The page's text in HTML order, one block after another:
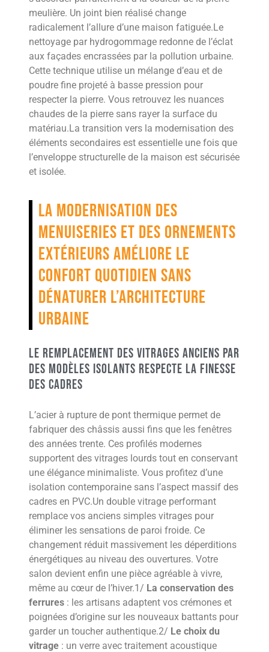
meulière. Un joint bien réalisé change
radicalement l’allure d’une maison fatiguée.Le
nettoyage par hydrogommage redonne de l’éclat
aux façades encrassées par la pollution urbaine.
Cette technique utilise un mélange d’eau et de
poudre fine projeté à basse pression pour
respecter la pierre. Vous retrouvez les nuances
chaudes de la pierre sans rayer la surface du
matériau.La transition vers la modernisation des
éléments secondaires est essentielle une fois que
l’enveloppe structurelle de la maison est sécurisée
et isolée.
La modernisation des
menuiseries et des ornements
extérieurs améliore le
confort quotidien sans
dénaturer l’architecture
urbaine
Le remplacement des vitrages anciens par
des modèles isolants respecte la finesse
des cadres
L’acier à rupture de pont thermique permet de
fabriquer des châssis aussi fins que les fenêtres
des années trente. Ces profilés modernes
supportent des vitrages lourds tout en conservant
une élégance minimaliste. Vous profitez d’une
isolation contemporaine sans l’aspect massif des
cadres en PVC.Un double vitrage performant
remplace vos anciens simples vitrages pour
éliminer les sensations de paroi froide. Ce
changement réduit massivement les déperditions
énergétiques au niveau des ouvertures. Votre
salon devient enfin une pièce agréable à vivre,
même au cœur de l’hiver.1/ La conservation des
ferrures : les artisans adaptent vos crémones et
poignées d’origine sur les nouveaux battants pour
garder un toucher authentique.2/ Le choix du
vitrage : un verre avec traitement acoustique